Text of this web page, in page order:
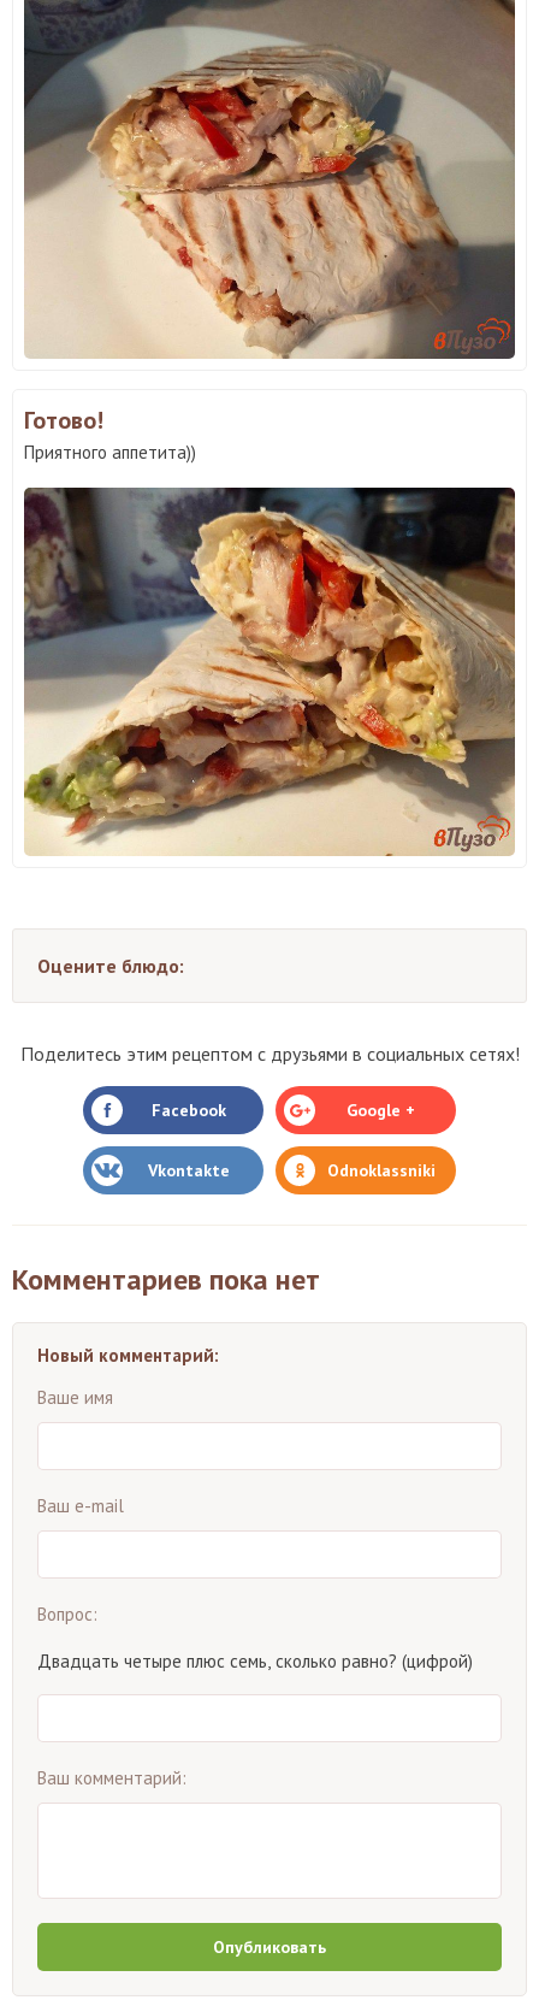
Готово!
Приятного аппетита))
Оцените блюдо:
Поделитесь этим рецептом с друзьями в социальных сетях!
Facebook Google +
Vkontakte Odnoklassniki
Комментариев пока нет
Новый комментарий:
Ваше имя
Ваш e-mail
Вопрос:
Двадцать четыре плюс семь, сколько равно? (цифрой)
Ваш комментарий:
Опубликовать